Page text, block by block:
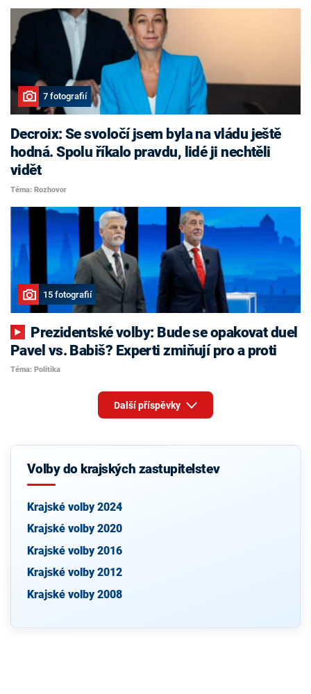
7 fotografií
Decroix: Se svoločí jsem byla na vládu ještě
hodná. Spolu říkalo pravdu, lidé ji nechtěli
vidět
Téma: Rozhovor
15 fotografií
Pavel vs. Babiš? Experti zmiňují pro a proti
Téma: Politika
Další příspěvky
Volby do krajských zastupitelstev
Krajské volby 2024
Krajské volby 2020
Krajské volby 2016
Krajské volby 2012
Krajské volby 2008